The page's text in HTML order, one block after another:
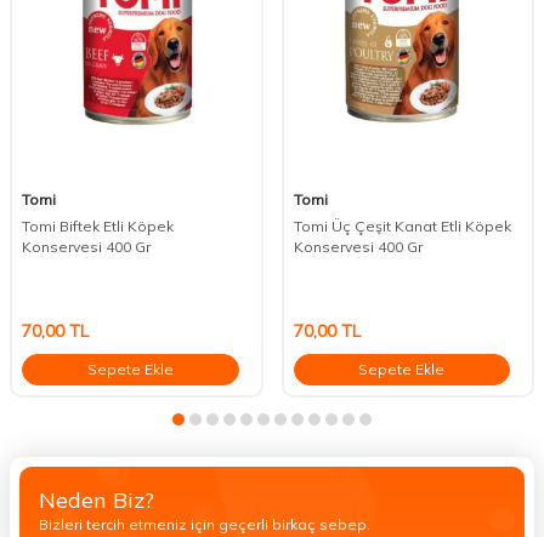
Tomi
Tomi Biftek Etli Köpek
Konservesi 400 Gr
70,00TL
Sepete Ekle
Tomi
Tomi Üç Çeşit Kanat Etli Köpek
Konservesi 400 Gr
70,00TL
Sepete Ekle
Neden Biz?
Bizleri tercih etmeniz için geçerli birkaç sebep.